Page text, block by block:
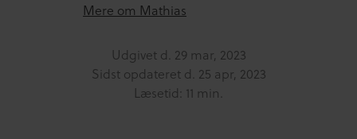
Mere om Mathias
Udgivet d. 29 mar, 2023
Sidst opdateret d. 25 apr, 2023
Læsetid: 11 min.